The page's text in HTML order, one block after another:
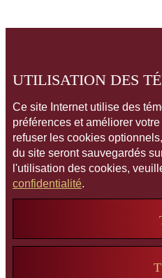
UTILISATION DES
Ce site Internet utilise des
préférences et améliorer
refuser les cookies
du site seront sauvegardés
l'utilisation des cookies,
confidentialité.